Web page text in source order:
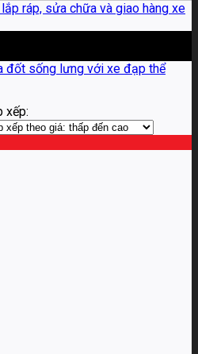
ráp, sửa chữa và giao hàng xe
đốt sống lưng với xe đạp thể
xếp: